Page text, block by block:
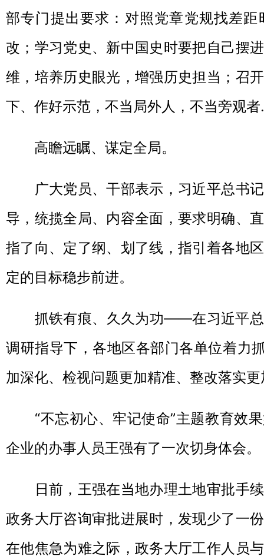
部专门提出要求：对照党章党规找差
改；学习党史、新中国史时要把自己摆
维，培养历史眼光，增强历史担当；召
下、作好示范，不当局外人，不当旁观
高瞻远瞩、谋定全局。
广大党员、干部表示，习近平总书记
导，统揽全局、内容全面，要求明确、
指了向、定了纲、划了线，指引着各地
定的目标稳步前进。
抓铁有痕、久久为功——在习近平总
调研指导下，各地区各部门各单位着力
加深化、检视问题更加精准、整改落实
“不忘初心、牢记使命”主题教育效果
企业的办事人员王强有了一次切身体会。
日前，王强在当地办理土地审批手续
政务大厅咨询审批进展时，发现少了一
在他焦急为难之际，政务大厅工作人员